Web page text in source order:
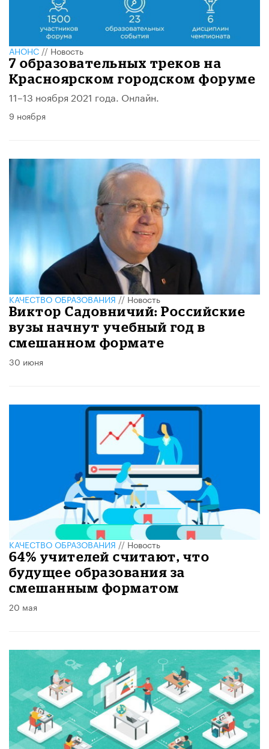
АНОНС//Новость
7 образовательных треков на
Красноярском городском форуме
11–13 ноября 2021 года. Онлайн.
9 ноября
КАЧЕСТВО ОБРАЗОВАНИЯ//Новость
Виктор Садовничий: Российские
вузы начнут учебный год в
смешанном формате
30 июня
КАЧЕСТВО ОБРАЗОВАНИЯ//Новость
64% учителей считают, что
будущее образования за
смешанным форматом
20 мая